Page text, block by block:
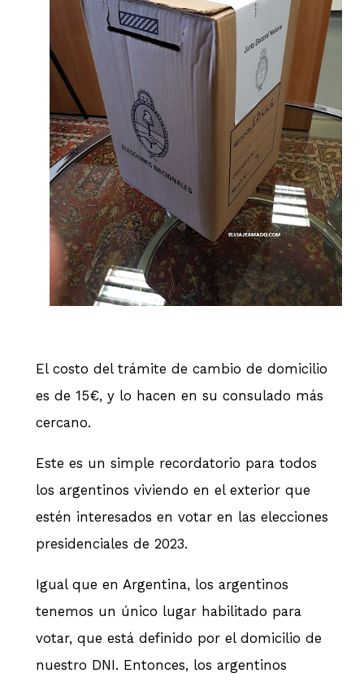
El costo del trámite de cambio de domicilio
es de 15€, y lo hacen en su consulado más
cercano.
Este es un simple recordatorio para todos
los argentinos viviendo en el exterior que
estén interesados en votar en las elecciones
presidenciales de 2023.
Igual que en Argentina, los argentinos
tenemos un único lugar habilitado para
votar, que está definido por el domicilio de
nuestro DNI. Entonces, los argentinos